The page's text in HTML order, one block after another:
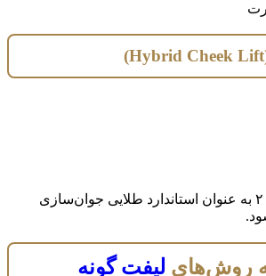
این روش در سال ۲۰۲۶ به عنوان استاندارد طلایی جوان‌سازی
روش‌های لیفت گونه